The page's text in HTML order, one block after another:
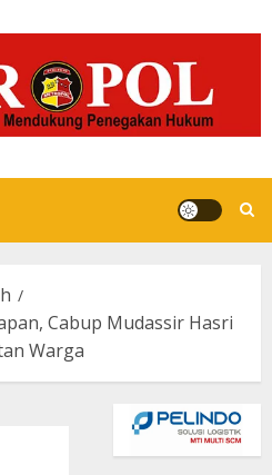
Cabup Mudassir Hasri
Warga